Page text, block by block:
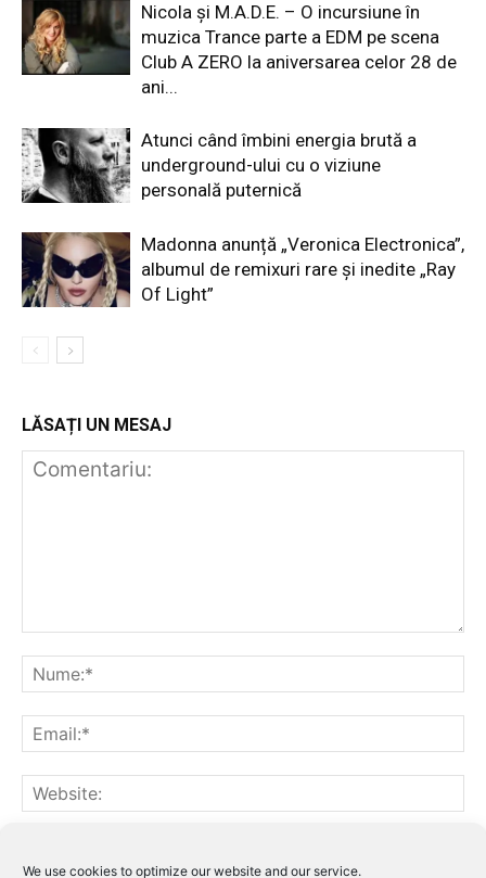
We use cookies to optimize our website and our service.
Nicola și M.A.D.E. – O incursiune în
muzica Trance parte a EDM pe scena
Club A ZERO la aniversarea celor 28 de
ani...
Atunci când îmbini energia brută a
underground-ului cu o viziune
personală puternică
Madonna anunță „Veronica Electronica”,
albumul de remixuri rare și inedite „Ray
Of Light”
LĂSAȚI UN MESAJ
Notifică-mă prin email când sunt publicate articole noi.